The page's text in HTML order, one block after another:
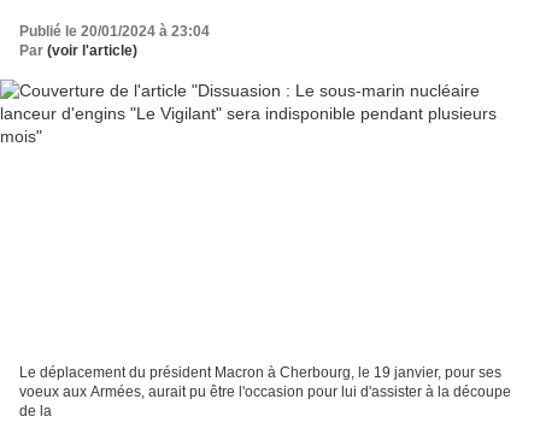
Publié le 20/01/2024 à 23:04
Par (voir l'article)
Le déplacement du président Macron à Cherbourg, le 19 janvier, pour ses
voeux aux Armées, aurait pu être l'occasion pour lui d'assister à la découpe
de la